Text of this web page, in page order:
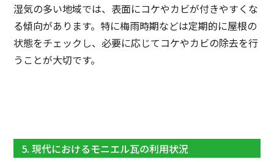
湿気の多い地域では、表面にコケやカビが付きやすくな
る傾向があります。特に梅雨時期などは定期的に屋根の
状態をチェックし、必要に応じてコケやカビの除去を行
うことが大切です。
5. 現代におけるモニエル瓦の利用状況